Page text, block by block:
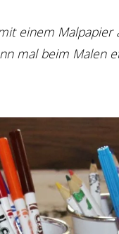
einem
mal beim Malen